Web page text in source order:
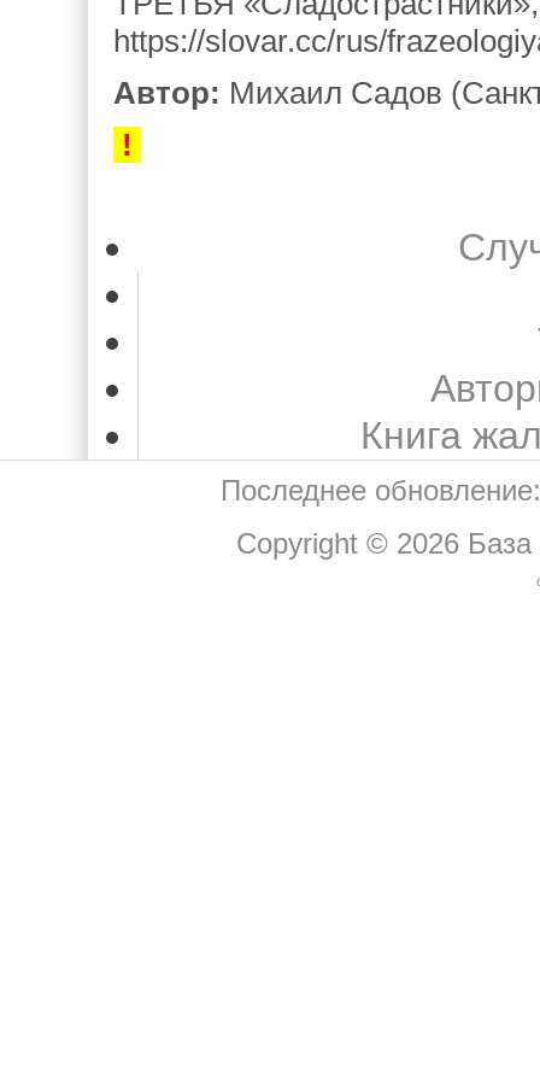
https://slovar.cc/rus/
Автор: Михаил Садов
!
Книга
Последнее
Copyright © 2026 База